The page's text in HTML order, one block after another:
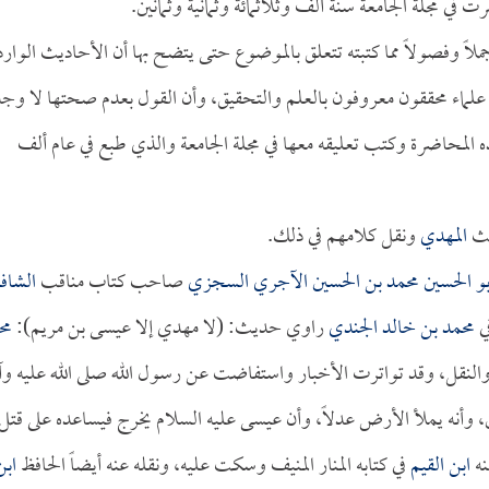
وفصولاً مما كتبته تتعلق بالموضوع حتى يتضح بها أن الأحاديث
محققون معروفون بالعلم والتحقيق، وأن القول بعدم صحتها لا
المحاضرة وكتب تعليقه معها في مجلة الجامعة والذي طبع في عام ألف
المهديونقل كلامهم في ذلك.
الحسين محمد بن الحسين الآجري السجزيصاحب كتاب مناقب
محمد بن خالد الجنديراوي حديث: (لا مهدي إلا عيسى بن مريم):
وقد تواترت الأخبار واستفاضت عن رسول الله صلى الله عليه
وأنه يملأ الأرض عدلاً، وأن عيسى عليه السلام يخرج فيساعده على
ابن القيمفي كتابه المنار المنيف وسكت عليه، ونقله عنه أيضاً الحافظ